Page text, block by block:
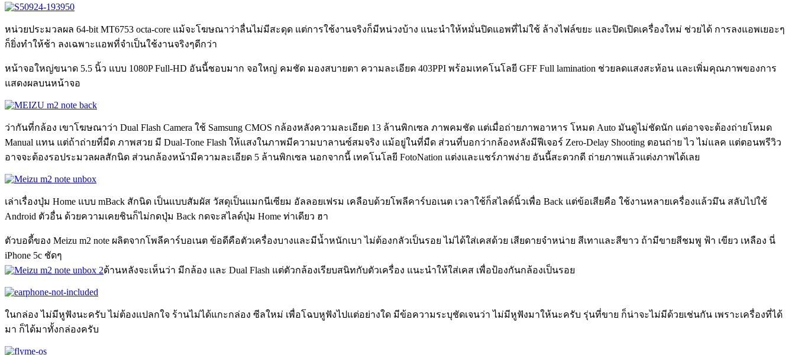
หน่วยประมวลผล 64-bit MT6753 octa-core แม้จะโฆษณาว่าลื่นไม่มีสะดุด แต่การใช้งานจริงก็มีหน่วงบ้าง แนะนำให้หมั่นปิดแอพที่ไม่ใช้ ล้างไฟล์ขยะ และปิดเปิดเครื่องใหม่ ช่วยได้ การลงแอพเยอะๆ
ก็ยิ่งทำให้ช้า ลงเฉพาะแอพที่จำเป็นใช้งานจริงๆดีกว่า
หน้าจอใหญ่ขนาด 5.5 นิ้ว แบบ 1080P Full-HD อันนี้ชอบมาก จอใหญ่ คมชัด มองสบายตา ความละเอียด 403PPI พร้อมเทคโนโลยี GFF Full lamination ช่วยลดแสงสะท้อน และเพิ่มคุณภาพของการ
แสดงผลบนหน้าจอ
ว่ากันที่กล้อง เขาโฆษณาว่า Dual Flash Camera ใช้ Samsung CMOS กล้องหลังความละเอียด 13 ล้านพิกเซล ภาพคมชัด แต่เมื่อถ่ายภาพอาหาร โหมด Auto มันดูไม่ชัดนัก แต่อาจจะต้องถ่ายโหมด
Manual แทน แต่ถ้าถ่ายที่มืด ภาพสวย มี Dual-Tone Flash ให้แสงในภาพมีความบาลานซ์สมจริง แม้อยู่ในที่มืด ส่วนที่บอกว่ากล้องหลังมีฟีเจอร์ Zero-Delay Shooting ตอนถ่าย ไว ไม่แลค แต่ตอนพรีวิว
อาจจะต้องรอประมวลผลสักนิด ส่วนกล้องหน้ามีความละเอียด 5 ล้านพิกเซล นอกจากนี้ เทคโนโลยี FotoNation แต่งและแชร์ภาพง่าย อันนี้สะดวกดี ถ่ายภาพแล้วแต่งภาพได้เลย
เล่าเรื่องปุ่ม Home แบบ mBack สักนิด เป็นแบบสัมผัส วัสดุเป็นแมกนีเซียม อัลลอยเฟรม เคลือบด้วยโพลีคาร์บอเนต เวลาใช้ก็สไลด์นิ้วเพื่อ Back แต่ข้อเสียคือ ใช้งานหลายเครื่องแล้วมึน สลับไปใช้
Android ตัวอื่น ด้วยความเคยชินก็ไม่กดปุ่ม Back กดจะสไลด์ปุ่ม Home ท่าเดียว ฮา
ตัวบอดี้ของ Meizu m2 note ผลิตจากโพลีคาร์บอเนต ข้อดีคือตัวเครื่องบางและมีน้ำหนักเบา ไม่ต้องกลัวเป็นรอย ไม่ได้ใส่เคสด้วย เสียดายจำหน่าย สีเทาและสีขาว ถ้ามีขายสีชมพู ฟ้า เขียว เหลือง นี่
iPhone 5c ชัดๆ
ด้านหลังจะเห็นว่า มีกล้อง และ Dual Flash แต่ตัวกล้องเรียบสนิทกับตัวเครื่อง แนะนำให้ใส่เคส เพื่อป้องกันกล้องเป็นรอย
ในกล่อง ไม่มีหูฟังนะครับ ไม่ต้องแปลกใจ ร้านไม่ได้แกะกล่อง ซีลใหม่ เพื่อโฉบหูฟังไปแต่อย่างใด มีข้อความระบุชัดเจนว่า ไม่มีหูฟังมาให้นะครับ รุ่นที่ขาย ก็น่าจะไม่มีด้วยเช่นกัน เพราะเครื่องที่ได้
มา ก็ได้มาทั้งกล่องครับ